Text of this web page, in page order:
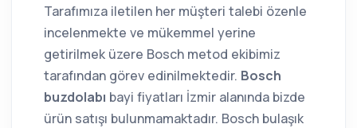
Tarafımıza iletilen her müşteri talebi özenle
incelenmekte ve mükemmel yerine
getirilmek üzere Bosch metod ekibimiz
tarafından görev edinilmektedir. Bosch
buzdolabı bayi fiyatları İzmir alanında bizde
ürün satışı bulunmamaktadır. Bosch bulaşık